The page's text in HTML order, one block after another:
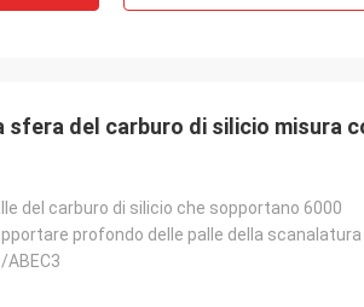
del carburo di silicio misura
del carburo di silicio che sopportano 6000
profondo delle palle della scanalatura
ABEC3